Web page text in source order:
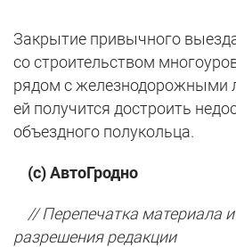
Закрытие привычного
со строительством
рядом с железнодорожными
ей получится достроить
объездного полукольца.
(с) АвтоГродно
// Перепечатка материала
разрешения редакции